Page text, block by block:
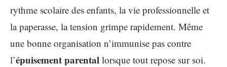
rythme scolaire des enfants, la vie professionnelle et
la paperasse, la tension grimpe rapidement. Même
une bonne organisation n’immunise pas contre
l’épuisement parental lorsque tout repose sur soi.